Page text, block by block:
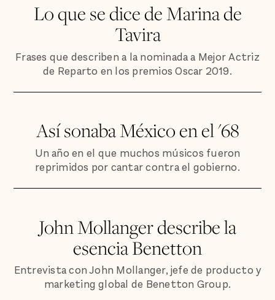
Lo que se dice de Marina de
Tavira
Frases que describen a la nominada a Mejor Actriz
de Reparto en los premios Oscar 2019.
Así sonaba México en el '68
Un año en el que muchos músicos fueron
reprimidos por cantar contra el gobierno.
John Mollanger describe la
esencia Benetton
Entrevista con John Mollanger, jefe de producto y
marketing global de Benetton Group.